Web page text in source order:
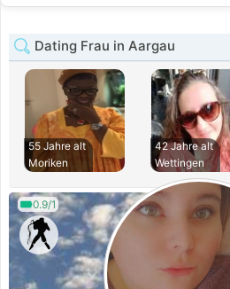
💕
Dating Frau in Aargau
55 Jahre alt
Moriken
42 Jahre alt
Wettingen
0.9/1